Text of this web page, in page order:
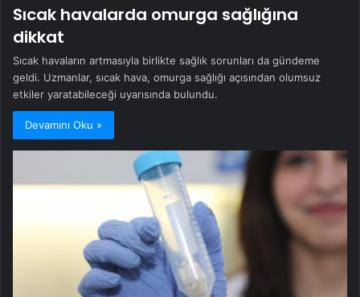
Sıcak havalarda omurga sağlığına
dikkat
Sıcak havaların artmasıyla birlikte sağlık sorunları da gündeme
geldi. Uzmanlar, sıcak hava, omurga sağlığı açısından olumsuz
etkiler yaratabileceği uyarısında bulundu.
Devamını Oku »